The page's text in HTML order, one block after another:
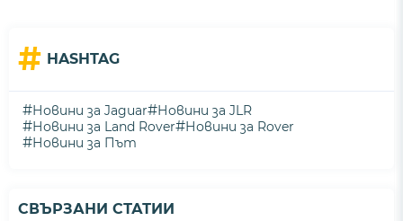
# HASHTAG
#Новини за Jaguar#Новини за JLR
#Новини за Land Rover#Новини за Rover
#Новини за Път
СВЪРЗАНИ СТАТИИ